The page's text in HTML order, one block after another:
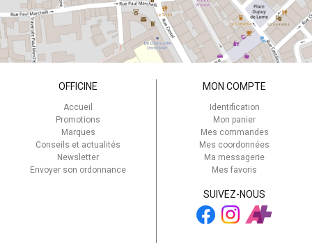
OFFICINE
Accueil
Promotions
Marques
Conseils et actualités
Newsletter
Envoyer son ordonnance
MON COMPTE
Identification
Mon panier
Mes commandes
Mes coordonnées
Ma messagerie
Mes favoris
SUIVEZ-NOUS